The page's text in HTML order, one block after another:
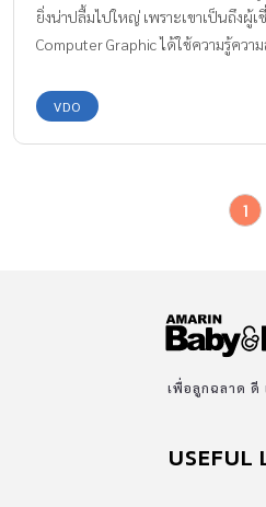
ยิ่งน่าปลื้มไปใหญ่ เพราะเขาเป็นถึงผู้เ
Computer Graphic ได้ใช้ความรู้ควา
นักทำคอมพิวเตอร์กราฟฟิกให้กับ
สหรัฐฯ เขาทำคลิปวิดีโอที่กำลังโด่งดั
Batman และ Iron Man ซึ่งในขณะนี้
VDO
1
เพื่อลูกฉลาด ดี
USEFUL